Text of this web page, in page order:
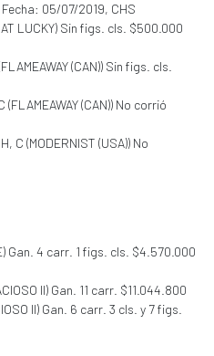
Fecha: 05/07/2019, CHS
AT LUCKY) Sin figs. cls. $500.000
(CAN)) Sin figs. cls.
(FLAMEAWAY (CAN)) No corrió
C (MODERNIST (USA)) No
Gan. 4 carr. 1 figs. cls. $4.570.000
II) Gan. 11 carr. $11.044.800
II) Gan. 6 carr. 3 cls. y 7 figs.